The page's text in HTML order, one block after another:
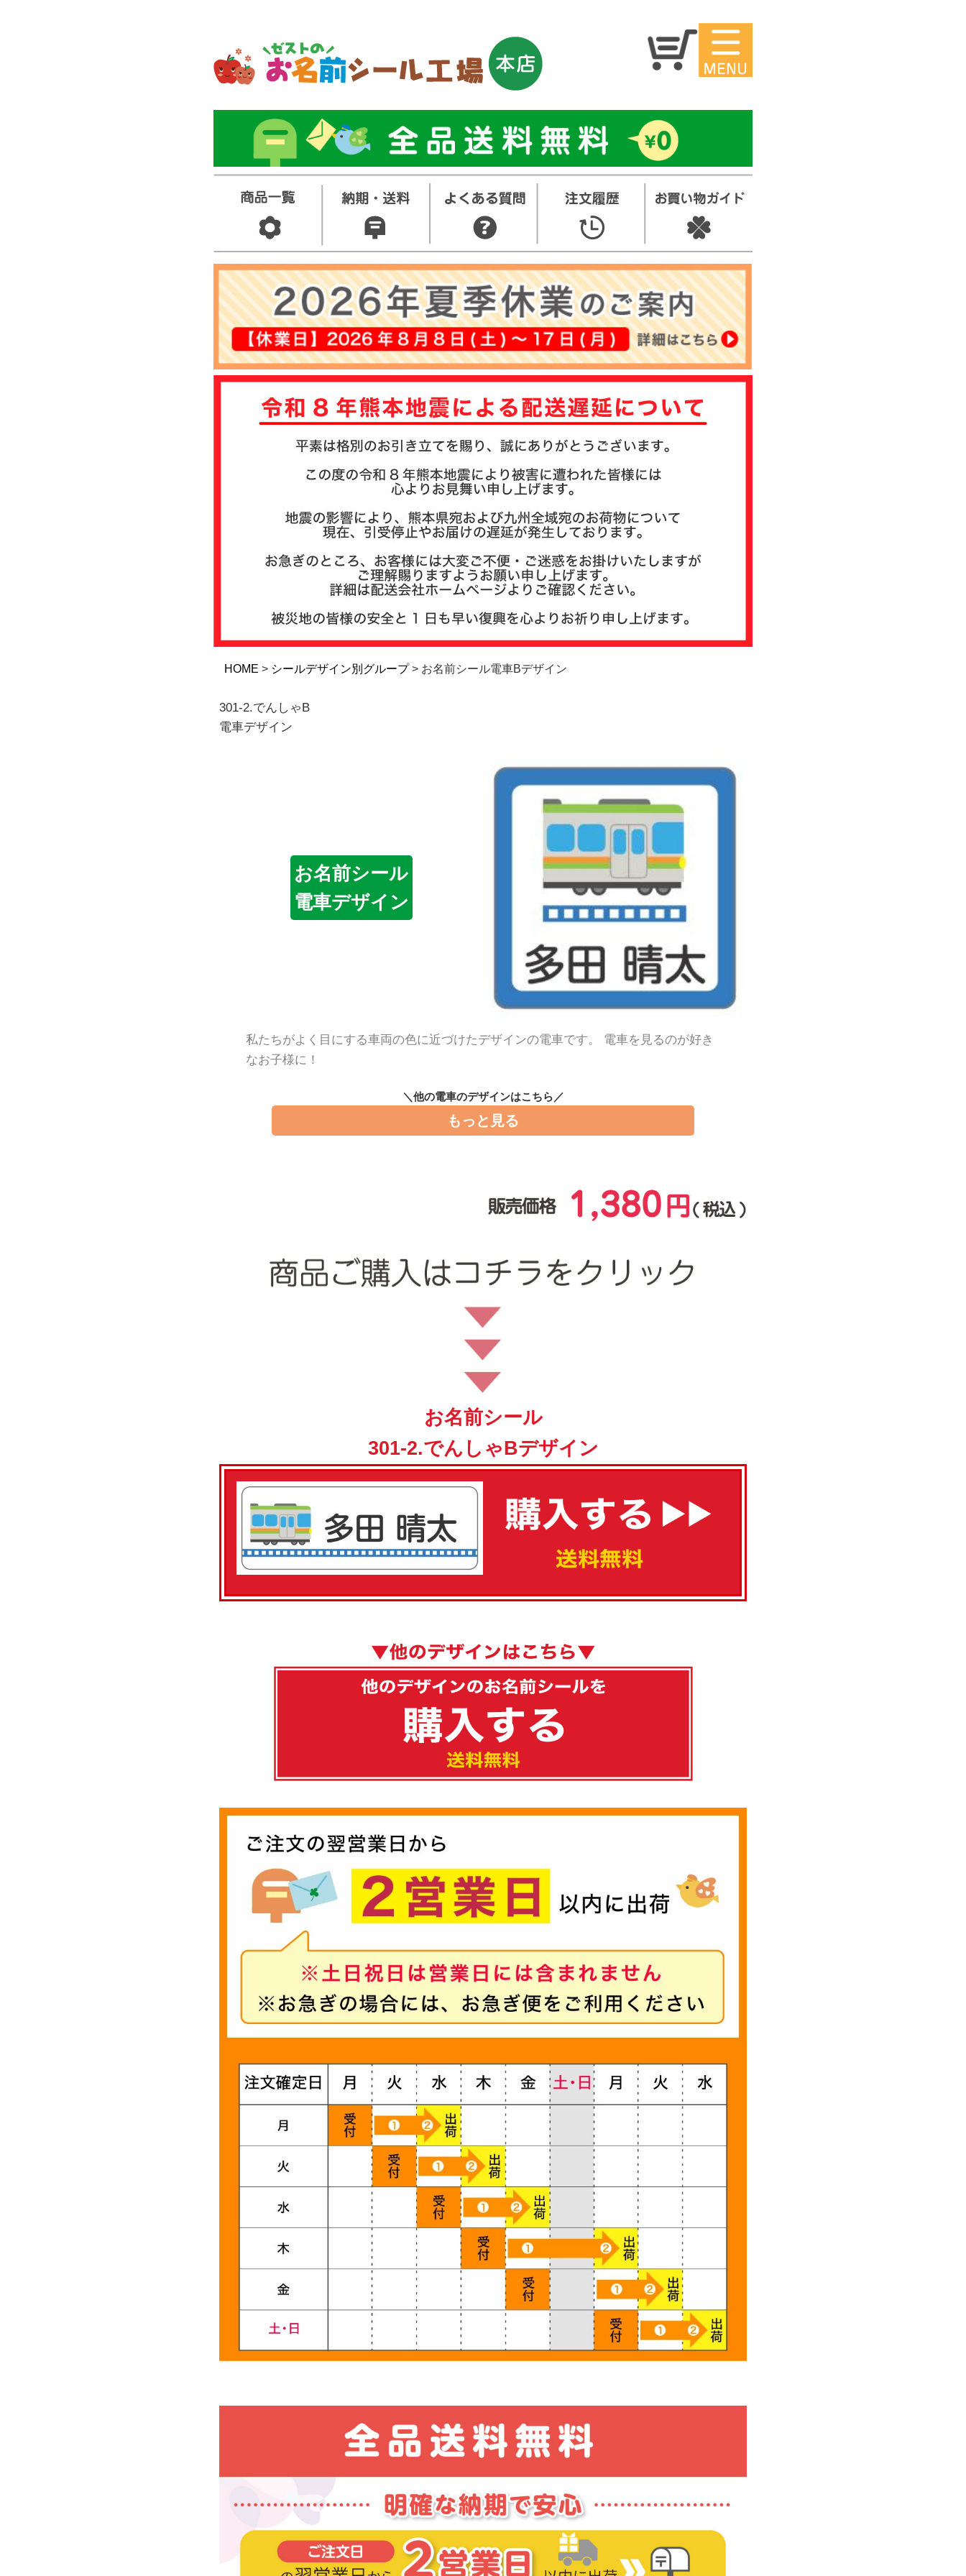
マイページ
お名前シー
ル
お買い得セ
スタンプ
その他
注文履歴
お支払いについて
よくある質問
商品ガイド
会社概要
会員登録
HOME シールデザイン別グループ お名前シール電車Bデザイン
301-2.でんしゃB
電車デザイン
お名前シール
電車デザイン
私たちがよく目にする車両の色に近づけたデザインの電車です。 電車を見るのが好き
なお子様に！
＼他の電車のデザインはこちら／
もっと見る
お名前シール
301-2.でんしゃBデザイン